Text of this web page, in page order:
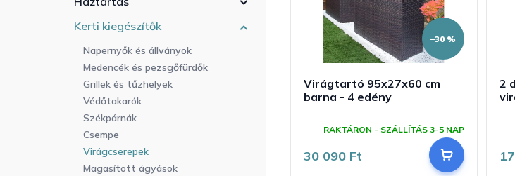
Kerti kiegészítők
Napernyők és állványok
Medencék és pezsgőfürdők
Grillek és tűzhelyek
Védőtakarók
Székpárnák
Csempe
Virágcserepek
Magasított ágyások
–30 %
Virágtartó 95x27x60 cm
barna - 4 edény
termék
értékelése
5-
RAKTÁRON - SZÁLLÍTÁS 3-5 NAP
30 090 Ft
2